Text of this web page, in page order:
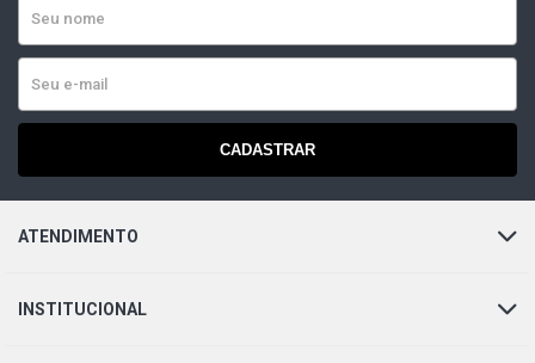
CADASTRAR
ATENDIMENTO
INSTITUCIONAL